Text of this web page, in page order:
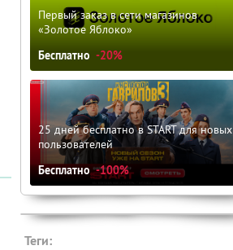
Первый заказ в сети магазинов
«Золотое Яблоко»
Бесплатно -20%
25 дней бесплатно в START для новых
пользователей
Бесплатно -100%
Теги: